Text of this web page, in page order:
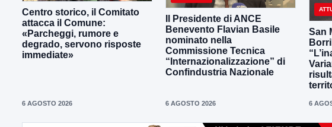
Centro storico, il Comitato
attacca il Comune:
«Parcheggi, rumore e
degrado, servono risposte
immediate»
6 AGOSTO 2026
Il Presidente di ANCE
Benevento Flavian Basile
nominato nella
Commissione Tecnica
“Internazionalizzazione” di
Confindustria Nazionale
6 AGOSTO 2026
San
6